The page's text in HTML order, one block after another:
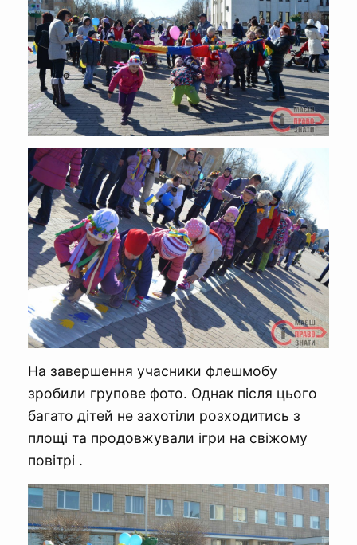
На завершення учасники флешмобу
зробили групове фото. Однак після цього
багато дітей не захотіли розходитись з
площі та продовжували ігри на свіжому
повітрі .